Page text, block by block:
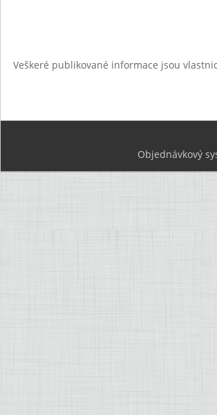
Veškeré publikované informace jsou
Objednávkový